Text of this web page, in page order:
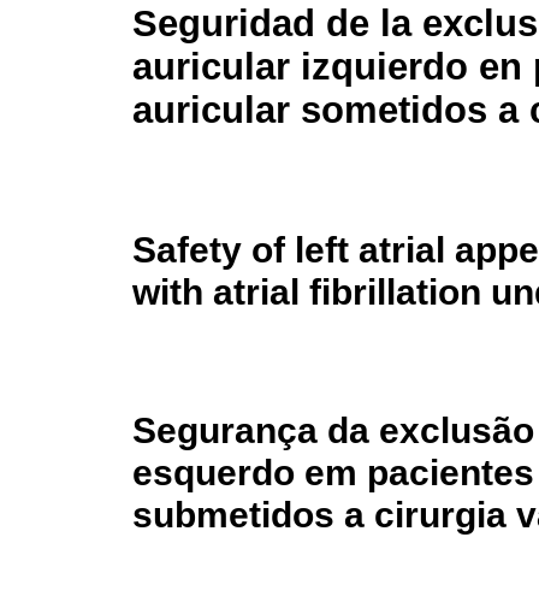
Seguridad de la
auricular izquierdo
auricular sometidos a
Safety of left atrial
with atrial fibrillation
Segurança da
esquerdo em
submetidos a cirurgia